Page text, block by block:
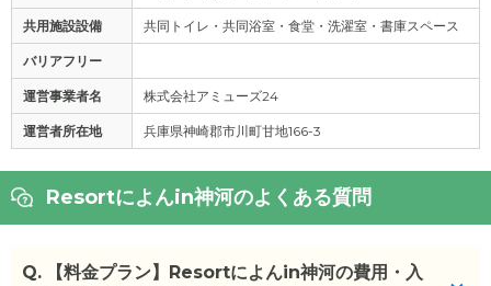
共用施設設備 共同トイレ・共同浴室・食堂・洗濯室・書庫スペース
バリアフリー
運営事業者名 株式会社アミューズ24
運営者所在地 兵庫県神崎郡市川町甘地166-3
Resortによんin神河のよくある質問
Q.
【料金プラン】Resortによんin神河の費用・入